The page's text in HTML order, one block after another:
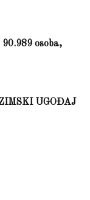
osoba,
UGOĐAJ